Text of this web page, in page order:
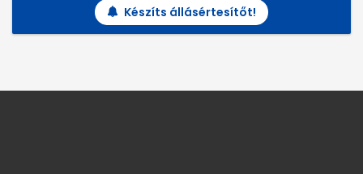
Készíts állásértesítőt!